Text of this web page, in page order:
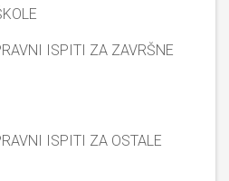
ISPITI ZA ZAVRŠNE
ISPITI ZA OSTALE